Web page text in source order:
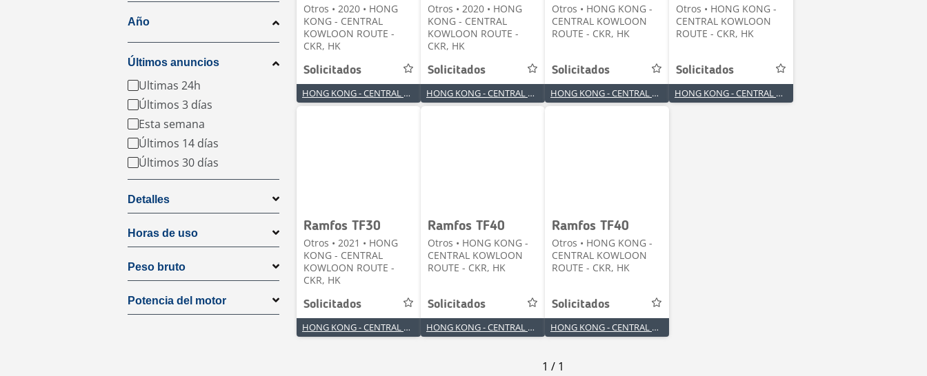
Año
Últimos anuncios
Ultimas 24h
Últimos 3 días
Esta semana
Últimos 14 días
Últimos 30 días
Detalles
Horas de uso
Peso bruto
Potencia del motor
Otros • 2020 • HONG
KONG - CENTRAL
KOWLOON ROUTE -
CKR, HK
Solicitados
HONG KONG - CENTRAL KOWLOON ROUTE - CKR
Otros • 2020 • HONG
KONG - CENTRAL
KOWLOON ROUTE -
CKR, HK
Solicitados
HONG KONG - CENTRAL KOWLOON ROUTE - CKR
Otros • HONG KONG -
CENTRAL KOWLOON
ROUTE - CKR, HK
Solicitados
HONG KONG - CENTRAL KOWLOON ROUTE - CKR
Otros • HONG KONG -
CENTRAL KOWLOON
ROUTE - CKR, HK
Solicitados
HONG KONG - CENTRAL KOWLOON ROUTE - CKR
Ramfos TF30
Otros • 2021 • HONG
KONG - CENTRAL
KOWLOON ROUTE -
CKR, HK
Solicitados
HONG KONG - CENTRAL KOWLOON ROUTE - CKR
Ramfos TF40
Otros • HONG KONG -
CENTRAL KOWLOON
ROUTE - CKR, HK
Solicitados
HONG KONG - CENTRAL KOWLOON ROUTE - CKR
Ramfos TF40
Otros • HONG KONG -
CENTRAL KOWLOON
ROUTE - CKR, HK
Solicitados
HONG KONG - CENTRAL KOWLOON ROUTE - CKR
1 / 1